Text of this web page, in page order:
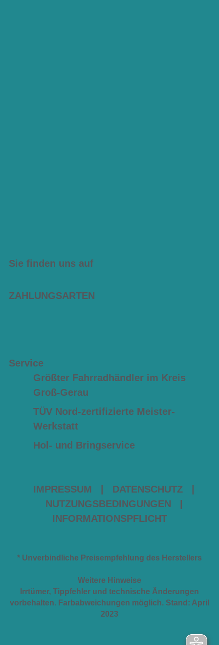
Sie finden uns auf
ZAHLUNGSARTEN
Service
Größter Fahrradhändler im Kreis
Groß-Gerau
TÜV Nord-zertifizierte Meister-
Werkstatt
Hol- und Bringservice
IMPRESSUM DATENSCHUTZ
NUTZUNGSBEDINGUNGEN
INFORMATIONSPFLICHT
* Unverbindliche Preisempfehlung des Herstellers
Weitere Hinweise
Irrtümer, Tippfehler und technische Änderungen
vorbehalten. Farbabweichungen möglich. Stand: April
2023